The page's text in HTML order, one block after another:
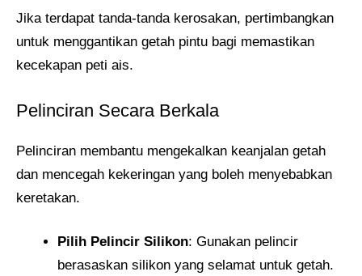
Jika terdapat tanda-tanda kerosakan, pertimbangkan
untuk menggantikan getah pintu bagi memastikan
kecekapan peti ais.
Pelinciran Secara Berkala
Pelinciran membantu mengekalkan keanjalan getah
dan mencegah kekeringan yang boleh menyebabkan
keretakan.
Pilih Pelincir Silikon: Gunakan pelincir
berasaskan silikon yang selamat untuk getah.